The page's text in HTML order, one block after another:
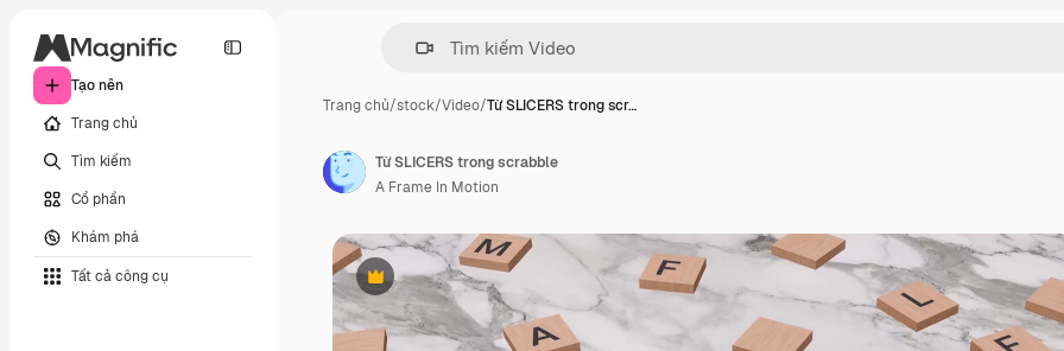
Tạo nên
Trang chủ
Tìm kiếm
Cổ phần
Khám phá
Tất cả công cụ
Trang chủ/stock/Video/Từ SLICERS trong scr…
Phần thưởng
Từ SLICERS trong scrabble
A Frame In Motion